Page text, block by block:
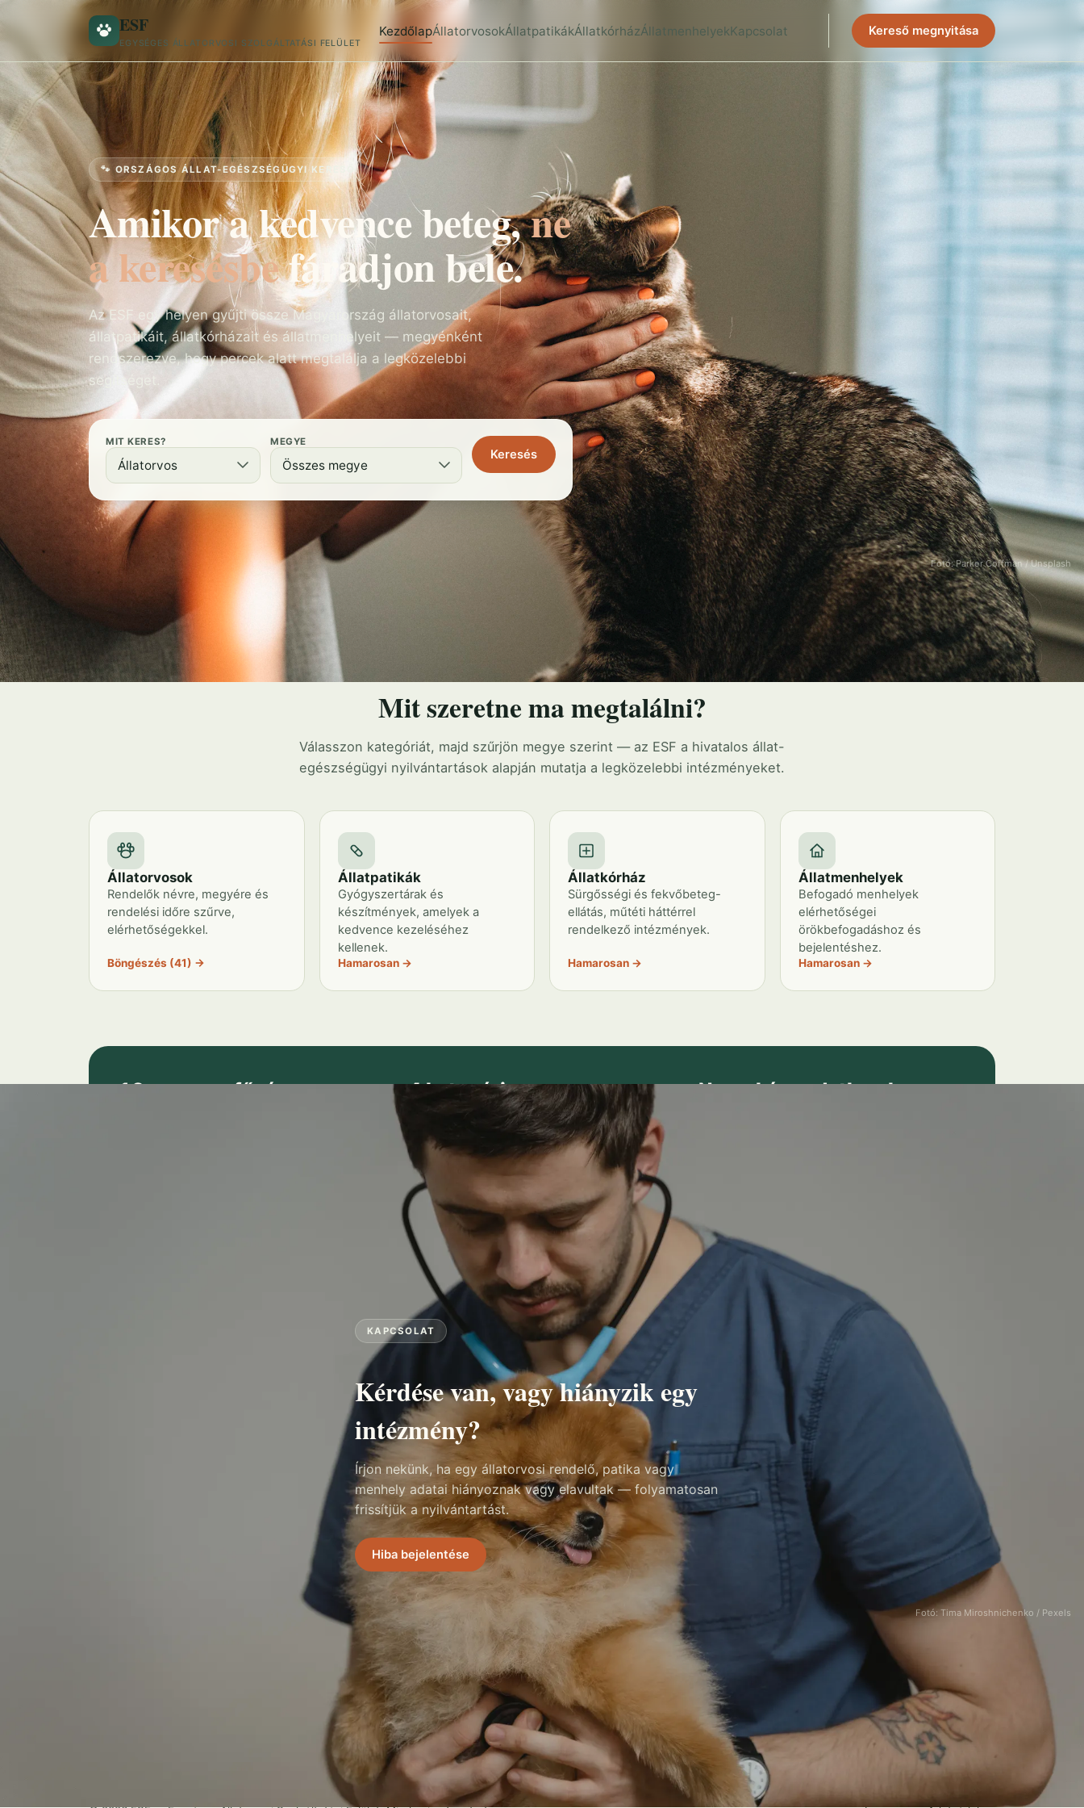
ESF
EGYSÉGES ÁLLATORVOSI SZOLGÁLTATÁSI FELÜLET
KezdőlapÁllatorvosokÁllatpatikákÁllatkórházÁllatmenhelyekKapcsolat Kereső megnyitása
🐾 ORSZÁGOS ÁLLAT-EGÉSZSÉGÜGYI KERESŐ
Amikor a kedvence beteg,ne
a keresésbefáradjon bele.
Az ESF egy helyen gyűjti össze Magyarország állatorvosait,
állatpatikáit, állatkórházait és állatmenhelyeit — megyénként
rendszerezve, hogy percek alatt megtalálja a legközelebbi
segítséget.
MIT KERES? MEGYE
Keresés
Fotó: Parker Coffman / Unsplash
SZOLGÁLTATÁSOK
Mit szeretne ma megtalálni?
Válasszon kategóriát, majd szűrjön megye szerint — az ESF a hivatalos állat-
egészségügyi nyilvántartások alapján mutatja a legközelebbi intézményeket.
Állatorvosok
Rendelők névre, megyére és
rendelési időre szűrve,
elérhetőségekkel.
Böngészés (41) →
Állatpatikák
Gyógyszertárak és
készítmények, amelyek a
kedvence kezeléséhez
kellenek.
Hamarosan →
Állatkórház
Sürgősségi és fekvőbeteg-
ellátás, műtéti háttérrel
rendelkező intézmények.
Hamarosan →
Állatmenhelyek
Befogadó menhelyek
elérhetőségei
örökbefogadáshoz és
bejelentéshez.
Hamarosan →
19 megye + főváros 4 kategória
Állatorvos, állatpatika, állatkórház és
állatmenhely egy felületen.
Naprakész adatlapok
KAPCSOLAT
Kérdése van, vagy hiányzik egy
intézmény?
Írjon nekünk, ha egy állatorvosi rendelő, patika vagy
menhely adatai hiányoznak vagy elavultak — folyamatosan
frissítjük a nyilvántartást.
Hiba bejelentése
Fotó: Tima Miroshnichenko / Pexels
MENÜ
Kezdőlap
Állatorvosok
Állatpatikák
Állatkórház
Állatmenhelyek
Kereső
Hibajelentés
KAPCSOLAT
info@esf.hu